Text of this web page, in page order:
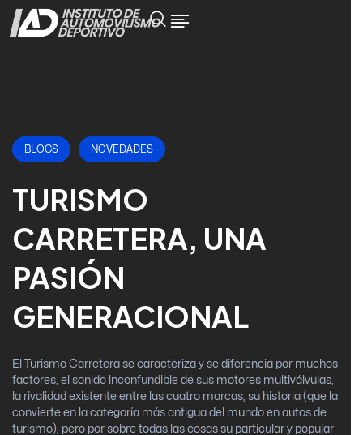
BLOGS NOVEDADES
TURISMO
CARRETERA, UNA
PASIÓN
GENERACIONAL
El Turismo Carretera se caracteriza y se diferencia por muchos
factores, el sonido inconfundible de sus motores multiválvulas,
la rivalidad existente entre las cuatro marcas, su historia (que la
convierte en la categoría más antigua del mundo en autos de
turismo), pero por sobre todas las cosas su particular y popular